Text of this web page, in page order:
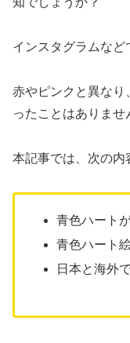
インスタグラムなど
赤やピンクと異なり
ったことはありませ
本記事では、次の内
青色ハート
青色ハート
日本と海外